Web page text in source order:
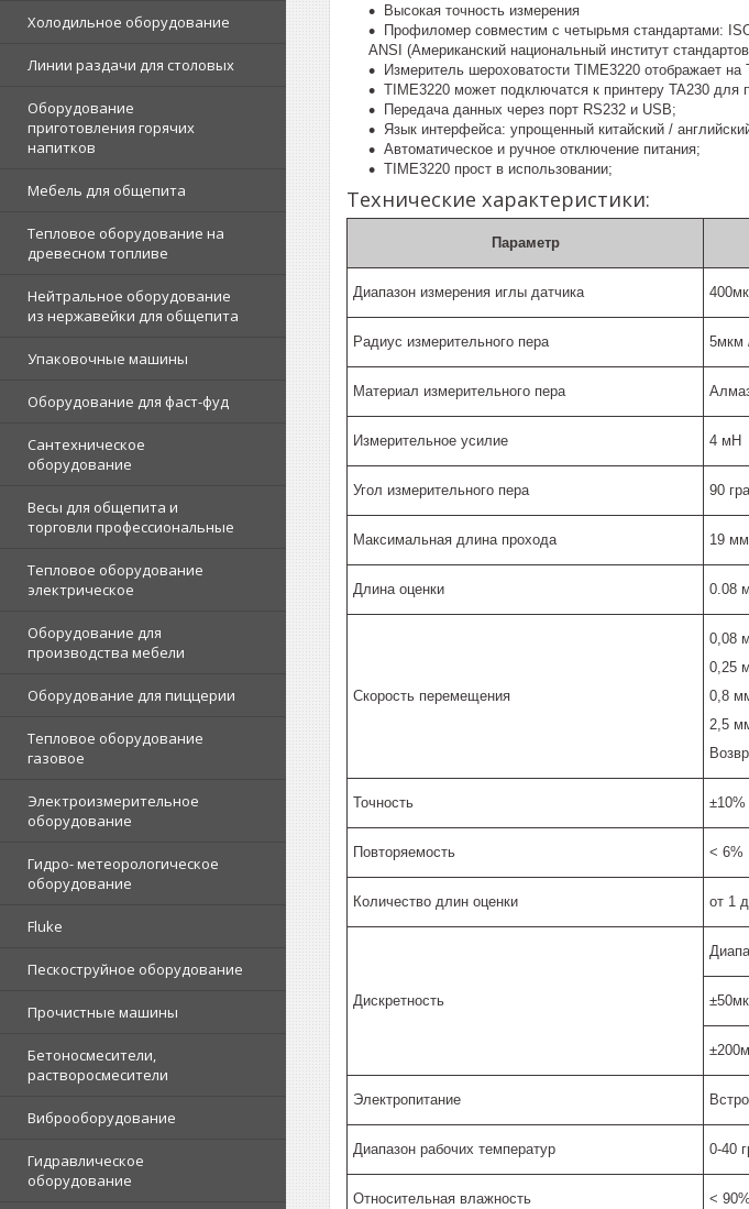
Холодильное оборудование
Линии раздачи для столовых
Оборудование
приготовления горячих
напитков
Мебель для общепита
Тепловое оборудование на
древесном топливе
Нейтральное оборудование
из нержавейки для общепита
Упаковочные машины
Оборудование для фаст-фуд
Сантехническое
оборудование
Весы для общепита и
торговли профессиональные
Тепловое оборудование
электрическое
Оборудование для
производства мебели
Оборудование для пиццерии
Тепловое оборудование
газовое
Электроизмерительное
оборудование
Гидро- метеорологическое
оборудование
Fluke
Пескоструйное оборудование
Прочистные машины
Бетоносмесители,
растворосмесители
Виброоборудование
Гидравлическое
оборудование
Высокая точность измерения
Профиломер совместим с четырьмя стандартами:
ANSI (Американский национальный институт
Измеритель шероховатости TIME3220 отображает
TIME3220 может подключатся к принтеру TA230 для
Передача данных через порт RS232 и USB;
Язык интерфейса: упрощенный китайский /
Автоматическое и ручное отключение питания;
TIME3220 прост в использовании;
Технические характеристики:
Параметр
Диапазон измерения иглы датчика
Радиус измерительного пера 5мкм
Материал измерительного пера
Измерительное усилие 4 мН
Угол измерительного пера 90
Максимальная длина прохода 19
Длина оценки 0.08
Скорость перемещения
0,08
0,25
0,8
2,5
Точность ±10%
Повторяемость < 6%
Количество длин оценки от 1
Дискретность
Электропитание
Диапазон рабочих температур 0-40
Относительная влажность < 90%